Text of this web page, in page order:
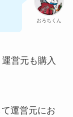
おろちくん
営元も購入
運営元にお